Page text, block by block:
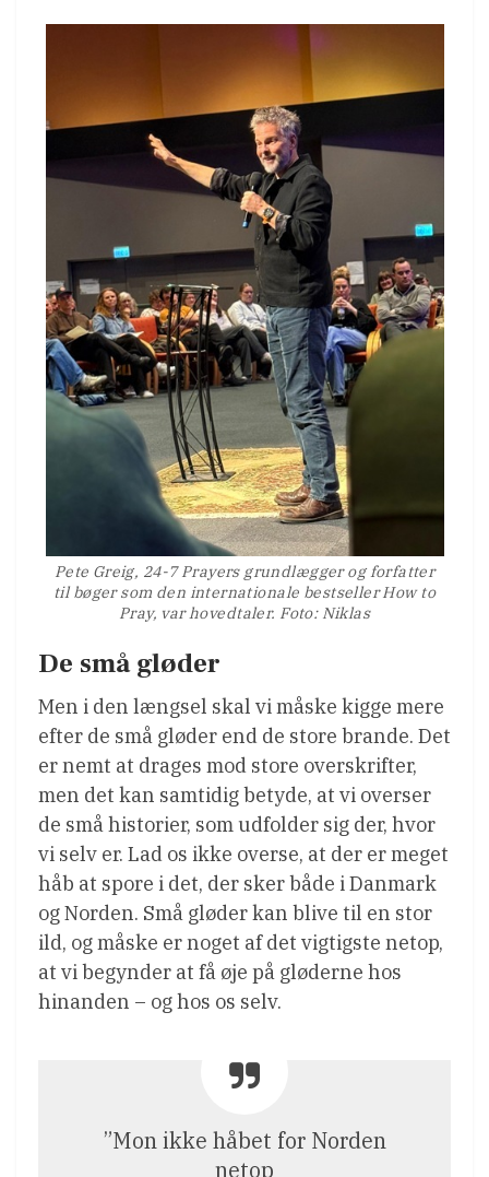
Pete Greig, 24-7 Prayers grundlægger og forfatter
til bøger som den internationale bestseller How to
Pray, var hovedtaler. Foto: Niklas
De små gløder
Men i den længsel skal vi måske kigge mere
efter de små gløder end de store brande. Det
er nemt at drages mod store overskrifter,
men det kan samtidig betyde, at vi overser
de små historier, som udfolder sig der, hvor
vi selv er. Lad os ikke overse, at der er meget
håb at spore i det, der sker både i Danmark
og Norden. Små gløder kan blive til en stor
ild, og måske er noget af det vigtigste netop,
at vi begynder at få øje på gløderne hos
hinanden – og hos os selv.
”Mon ikke håbet for Norden
netop